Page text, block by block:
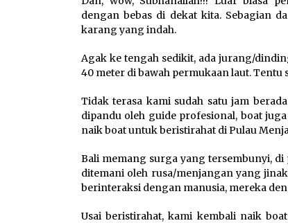
dengan bebas di dekat kita. Sebagian
karang yang indah.
Agak ke tengah sedikit, ada jurang/
40 meter di bawah permukaan laut.
Tidak terasa kami sudah satu jam
dipandu oleh guide profesional, boat
naik boat untuk beristirahat di Pulau
Bali memang surga yang tersembunyi,
ditemani oleh rusa/menjangan yang
berinteraksi dengan manusia, mereka
Usai beristirahat, kami kembali naik